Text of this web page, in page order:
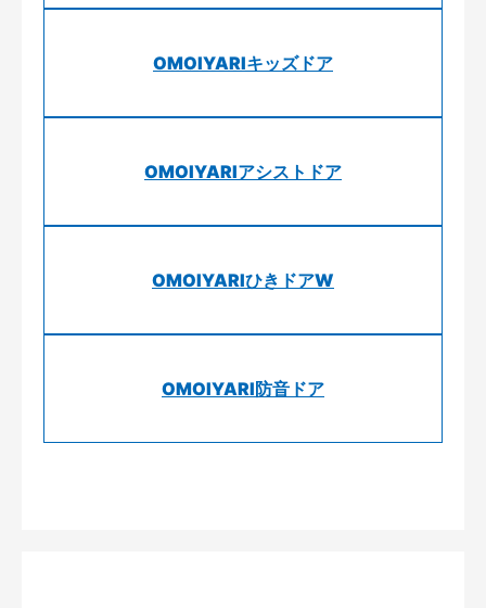
OMOIYARIキッズドア
OMOIYARIアシストドア
OMOIYARIひきドアW
OMOIYARI防音ドア